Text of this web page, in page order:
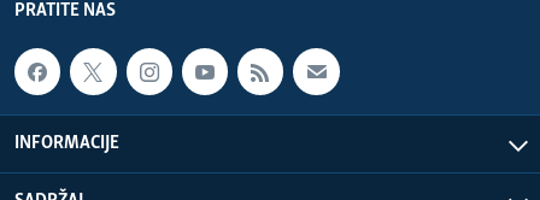
PRATITE NAS
INFORMACIJE